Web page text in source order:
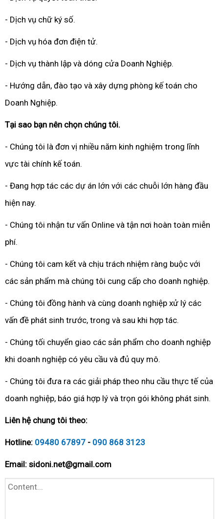
- Dịch vụ chữ ký số.
- Dịch vụ hóa đơn điện tử.
- Dịch vụ thành lập và dóng cửa Doanh Nghiệp.
- Hướng dẫn, đào tạo và xây dựng phòng kế toán cho
Doanh Nghiệp.
Tại sao bạn nên chọn chúng tôi.
- Chúng tôi là đơn vị nhiều năm kinh nghiệm trong lĩnh
vực tài chính kế toán.
- Đang hợp tác các dự án lớn với các chuỗi lớn hàng đầu
hiện nay.
- Chúng tôi nhận tư vấn Online và tận nơi hoàn toàn miễn
phí.
- Chúng tôi cam kết và chịu trách nhiệm ràng buộc với
các sản phẩm mà chúng tôi cung cấp cho doanh nghiệp.
- Chúng tôi đồng hành và cùng doanh nghiệp xử lý các
vấn đề phát sinh trước, trong và sau khi hợp tác.
- Chúng tối chuyển giao các sản phẩm cho doanh nghiệp
khi doanh nghiệp có yêu cầu và đủ quy mô.
- Chúng tôi đưa ra các giải pháp theo nhu cầu thực tế của
doanh nghiệp, báo giá hợp lý và trọn gói không phát sinh.
Liên hệ chung tôi theo:
Hotline: 09480 67897 - 090 868 3123
Email: sidoni.net@gmail.com